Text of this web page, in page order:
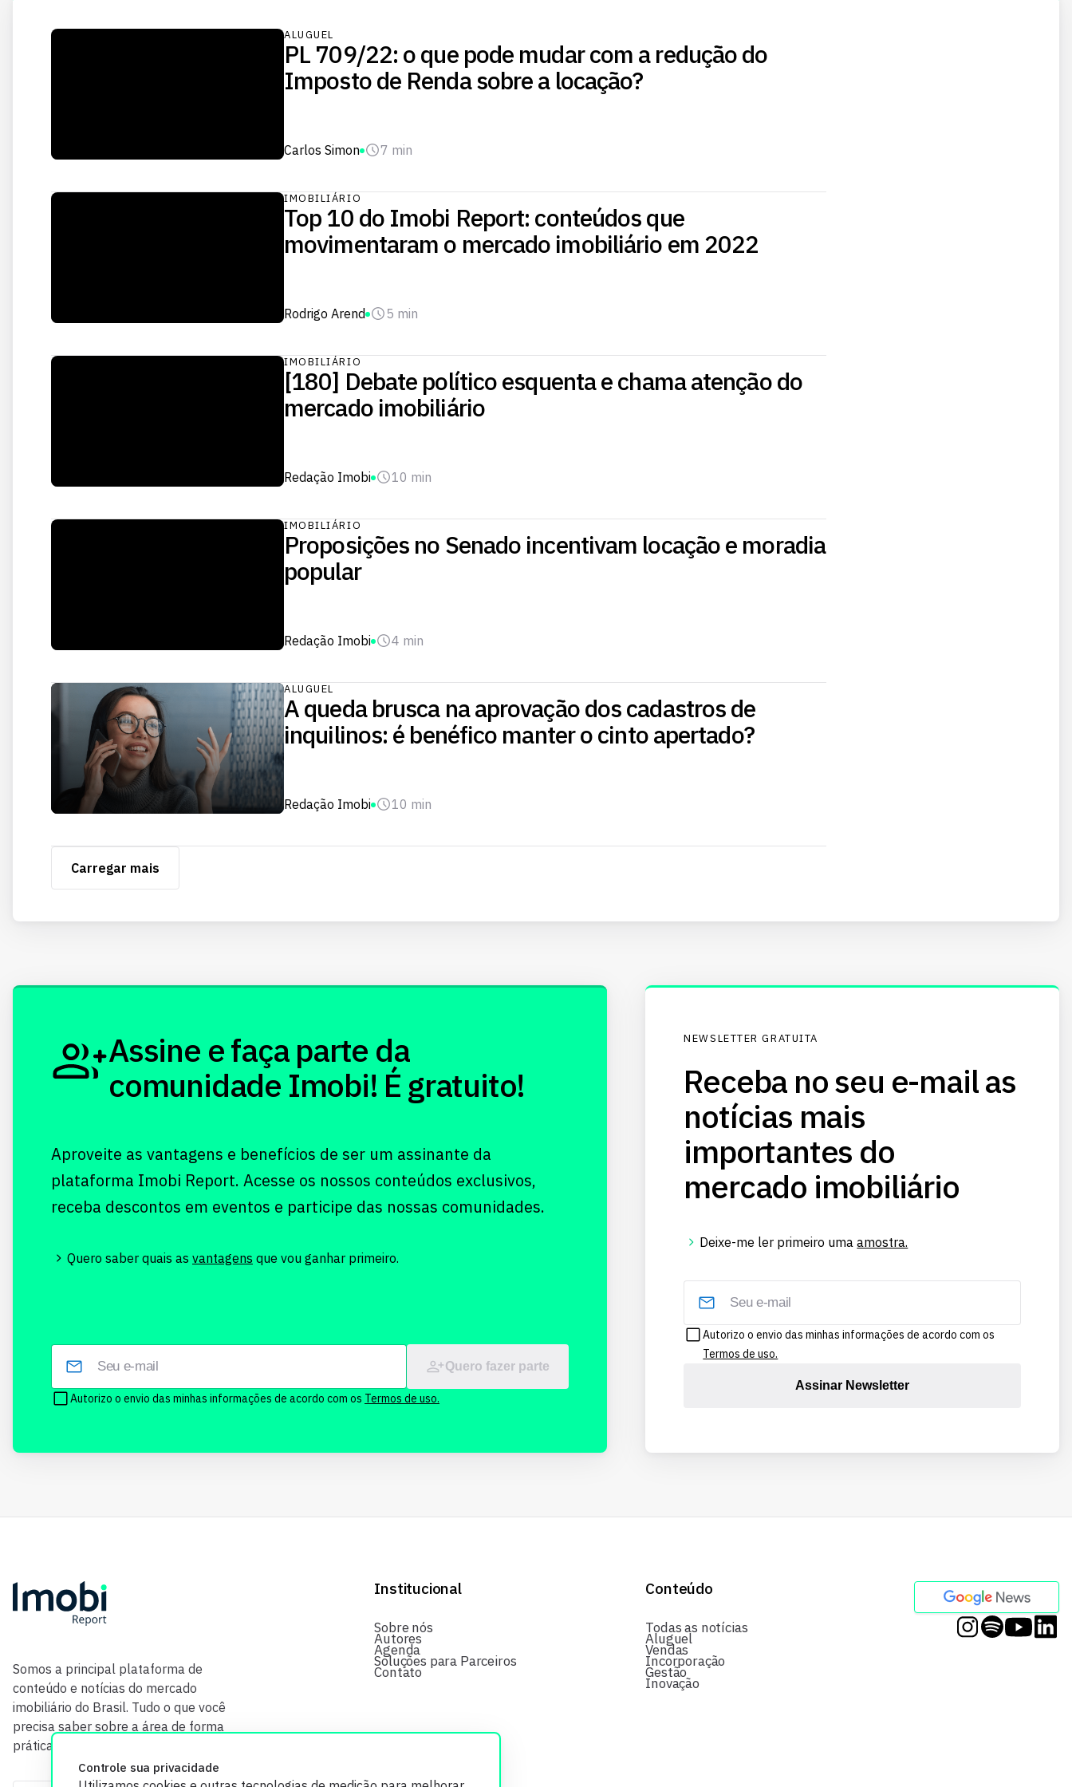
ALUGUEL
PL 709/22: o que pode mudar com a redução do
Imposto de Renda sobre a locação?
Carlos Simon 7 min
IMOBILIÁRIO
Top 10 do Imobi Report: conteúdos que
movimentaram o mercado imobiliário em 2022
Rodrigo Arend 5 min
IMOBILIÁRIO
[180] Debate político esquenta e chama atenção do
mercado imobiliário
Redação Imobi 10 min
IMOBILIÁRIO
Proposições no Senado incentivam locação e moradia
popular
Redação Imobi 4 min
ALUGUEL
A queda brusca na aprovação dos cadastros de
inquilinos: é benéfico manter o cinto apertado?
Redação Imobi 10 min
Carregar mais
Controle sua privacidade
Assine e faça parte da
comunidade Imobi! É gratuito!
Aproveite as vantagens e benefícios de ser um assinante da
plataforma Imobi Report. Acesse os nossos conteúdos exclusivos,
receba descontos em eventos e participe das nossas comunidades.
Quero saber quais as vantagens que vou ganhar primeiro.
Quero fazer parte
Autorizo o envio das minhas informações de acordo com os Termos de uso.
NEWSLETTER GRATUITA
Receba no seu e-mail as
notícias mais
importantes do
mercado imobiliário
Deixe-me ler primeiro umaamostra.
Autorizo o envio das minhas informações de acordo com os
Termos de uso.
Assinar Newsletter
Somos a principal plataforma de
conteúdo e notícias do mercado
imobiliário do Brasil. Tudo o que você
precisa saber sobre a área de forma
prática e com credibilidade.
Institucional
Sobre nós
Autores
Agenda
Soluções para Parceiros
Contato
Conteúdo
Todas as notícias
Aluguel
Vendas
Incorporação
Gestão
Inovação